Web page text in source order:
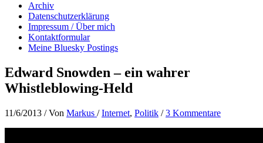
Archiv
Datenschutzerklärung
Impressum / Über mich
Kontaktformular
Meine Bluesky Postings
Edward Snowden – ein wahrer
Whistleblowing-Held
11/6/2013 / Von Markus /Internet, Politik /3 Kommentare